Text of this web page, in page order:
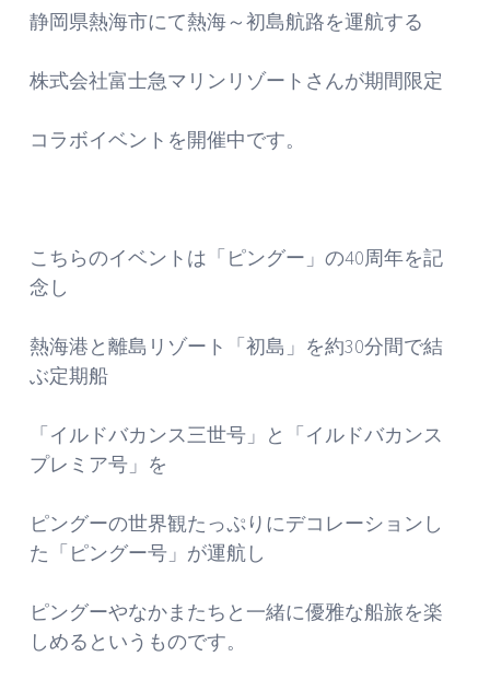
静岡県熱海市にて熱海～初島航路を運航する
株式会社富士急マリンリゾートさんが期間限定
コラボイベントを開催中です。
こちらのイベントは「ピングー」の40周年を記
念し
熱海港と離島リゾート「初島」を約30分間で結
ぶ定期船
「イルドバカンス三世号」と「イルドバカンス
プレミア号」を
ピングーの世界観たっぷりにデコレーションし
た「ピングー号」が運航し
ピングーやなかまたちと一緒に優雅な船旅を楽
しめるというものです。